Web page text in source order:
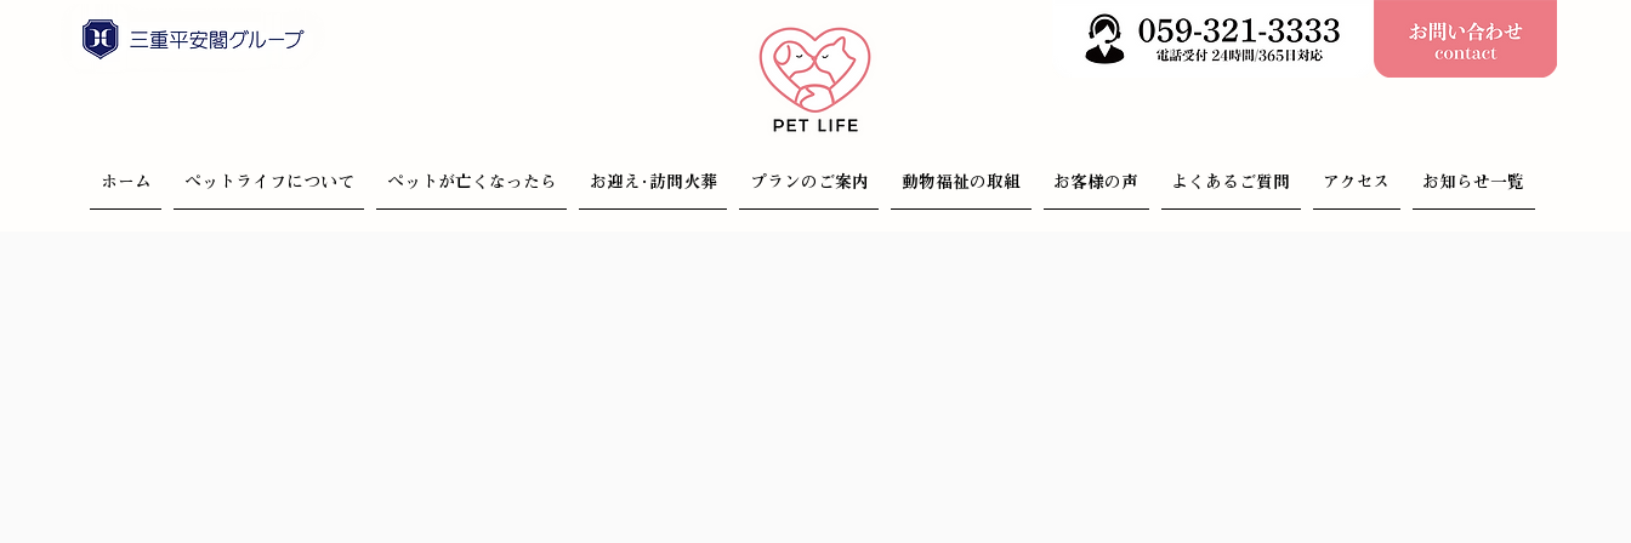
ホーム ペットライフについて ペットが亡くなったら お迎え･訪問火葬 プランのご案内 動物福祉の取組 お客様の声 よくあるご質問 アクセス お知らせ一覧